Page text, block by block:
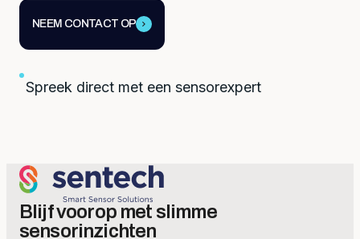
NEEM CONTACT OP
Spreek direct met een sensorexpert
Blijf voorop met slimme
sensorinzichten